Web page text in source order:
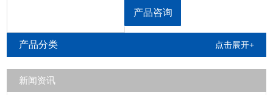
球磨机使用。尼龙球磨罐配套尼龙研
磨球，适用国内各大厂家的球磨机。
产品咨询
产品分类 点击展开+
新闻资讯